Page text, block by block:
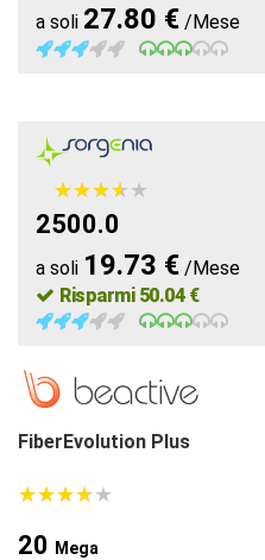
a soli 27.80 € /Mese
★★★★★
★★★★★
2500.0
a soli 19.73 € /Mese
Risparmi 50.04 €
FiberEvolution Plus
★★★★★
★★★★★
20 Mega